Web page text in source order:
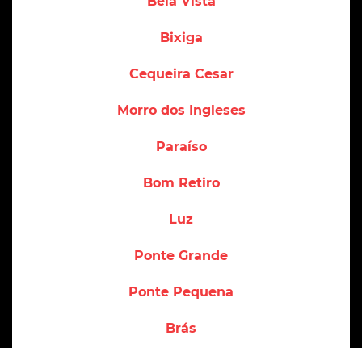
Bixiga
Cequeira Cesar
Morro dos Ingleses
Paraíso
Bom Retiro
Luz
Ponte Grande
Ponte Pequena
Brás